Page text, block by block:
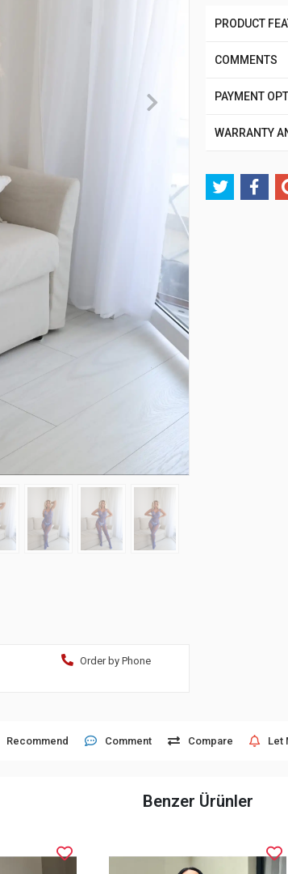
Order by Phone
PRODUCT
COMMENTS
PAYMENT
WARRANTY
Recommend Comment Compare Let
Benzer Ürünler